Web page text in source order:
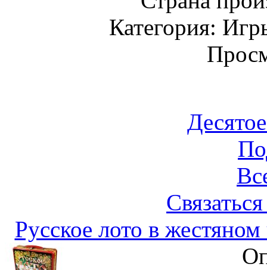
Категория:
Русское лото в